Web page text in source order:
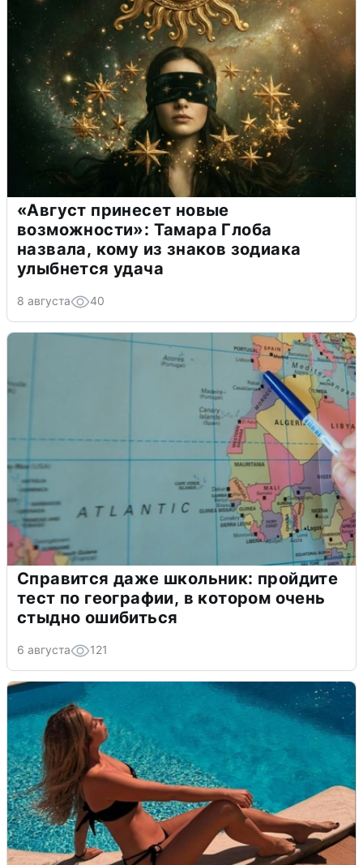
«Август принесет новые
возможности»: Тамара Глоба
назвала, кому из знаков зодиака
улыбнется удача
8 августа 40
Справится даже школьник: пройдите
тест по географии, в котором очень
стыдно ошибиться
6 августа 121